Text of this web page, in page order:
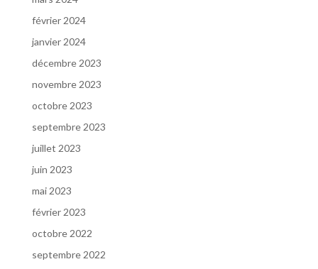
février 2024
janvier 2024
décembre 2023
novembre 2023
octobre 2023
septembre 2023
juillet 2023
juin 2023
mai 2023
février 2023
octobre 2022
septembre 2022